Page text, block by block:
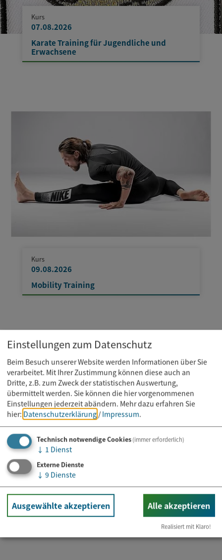
Kurs
07.08.2026
Karate Training für Jugendliche und
Erwachsene
Kurs
09.08.2026
Mobility Training
Kurs
11.08.2026
Mobility Training
Einstellungen zum Datenschutz
Beim Besuch unserer Website werden Informationen über Sie
verarbeitet. Mit Ihrer Zustimmung können diese auch an
Dritte, z.B. zum Zweck der statistischen Auswertung,
übermittelt werden. Sie können die hier vorgenommenen
Einstellungen jederzeit abändern. Mehr dazu erfahren Sie
hier: Datenschutzerklärung / Impressum.
Technisch notwendige Cookies(immer erforderlich)
↓ 1 Dienst
Externe Dienste
↓ 9 Dienste
Ausgewählte akzeptieren Alle akzeptieren
Realisiert mit Klaro!